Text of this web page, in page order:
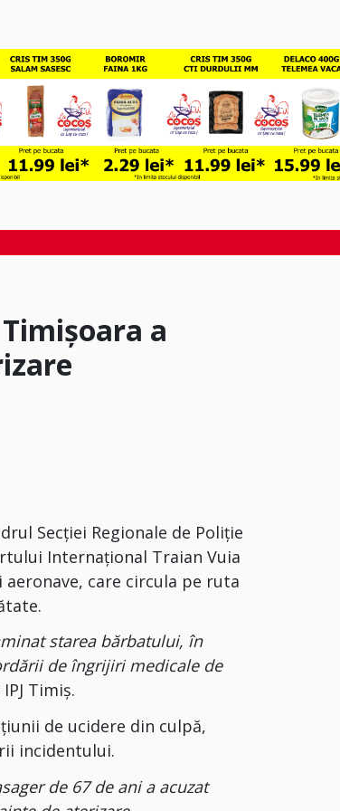
a
Secției Regionale de Poliție
Internațional Traian Vuia
care circula pe ruta
starea bărbatului, în
de îngrijiri medicale de
Timiș.
de ucidere din culpă,
incidentului.
de 67 de ani a acuzat